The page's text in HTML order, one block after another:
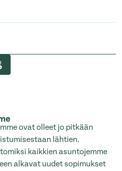
ovat olleet jo pitkään
lähtien.
kaikkien asuntojemme
alkavat uudet sopimukset